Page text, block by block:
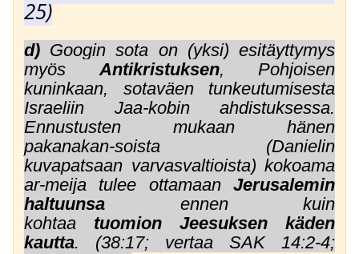
25)
d) Googin sota on (yksi) esitäyttymys
myösAntikristuksen, Pohjoisen
kuninkaan, sotaväen tunkeutumisesta
Israeliin Jaa-kobin ahdistuksessa.
Ennustusten mukaan hänen
pakanakan-soista (Danielin
kuvapatsaan varvasvaltioista) kokoama
ar-meija tulee ottamaan Jerusalemin
haltuunsa ennen kuin
kohtaa tuomion
Jeesuksen käden
kautta. (38:17; vertaa SAK 14:2-4;